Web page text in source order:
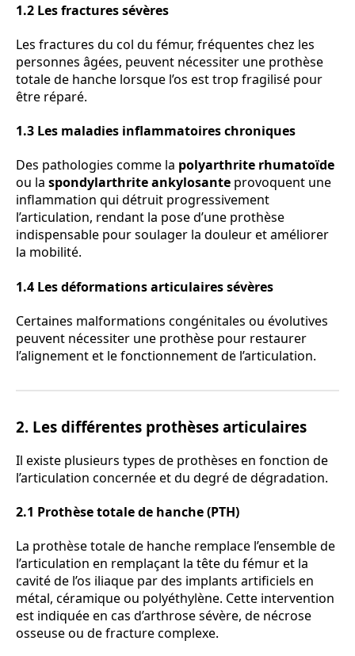
1.2 Les fractures sévères
Les fractures du col du fémur, fréquentes chez les
personnes âgées, peuvent nécessiter une prothèse
totale de hanche lorsque l’os est trop fragilisé pour
être réparé.
1.3 Les maladies inflammatoires chroniques
Des pathologies comme la polyarthrite rhumatoïde
ou la spondylarthrite ankylosante provoquent une
inflammation qui détruit progressivement
l’articulation, rendant la pose d’une prothèse
indispensable pour soulager la douleur et améliorer
la mobilité.
1.4 Les déformations articulaires sévères
Certaines malformations congénitales ou évolutives
peuvent nécessiter une prothèse pour restaurer
l’alignement et le fonctionnement de l’articulation.
2. Les différentes prothèses articulaires
Il existe plusieurs types de prothèses en fonction de
l’articulation concernée et du degré de dégradation.
2.1 Prothèse totale de hanche (PTH)
La prothèse totale de hanche remplace l’ensemble de
l’articulation en remplaçant la tête du fémur et la
cavité de l’os iliaque par des implants artificiels en
métal, céramique ou polyéthylène. Cette intervention
est indiquée en cas d’arthrose sévère, de nécrose
osseuse ou de fracture complexe.